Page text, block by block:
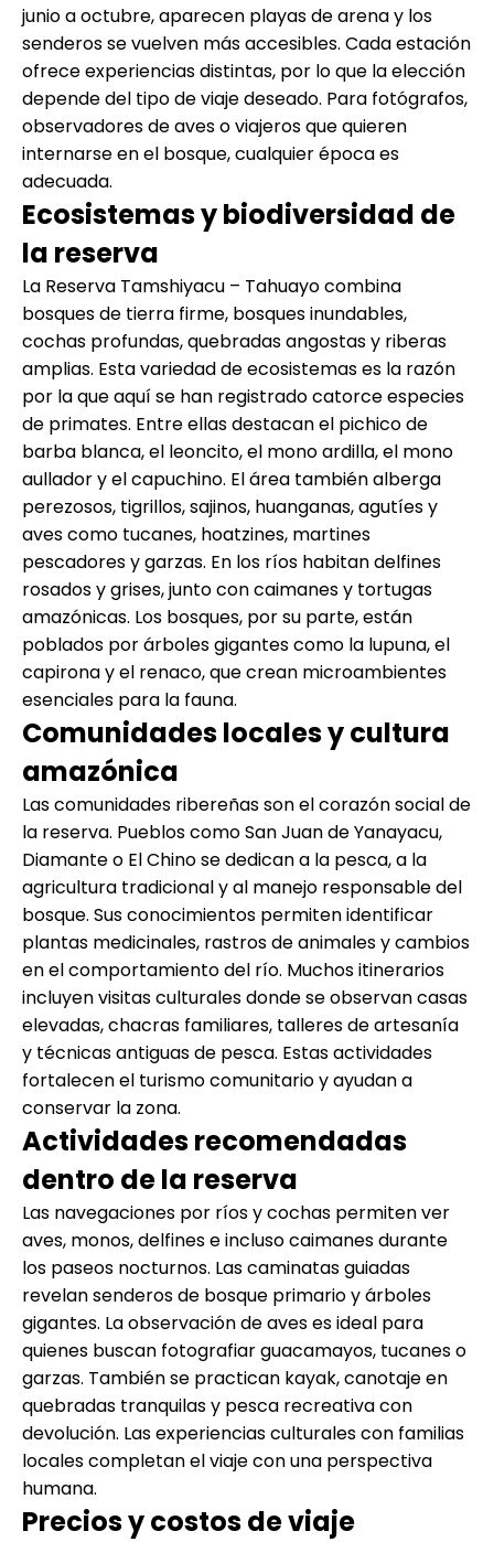
junio a octubre, aparecen playas de arena y los
senderos se vuelven más accesibles. Cada estación
ofrece experiencias distintas, por lo que la elección
depende del tipo de viaje deseado. Para fotógrafos,
observadores de aves o viajeros que quieren
internarse en el bosque, cualquier época es
adecuada.
Ecosistemas y biodiversidad de
la reserva
La Reserva Tamshiyacu – Tahuayo combina
bosques de tierra firme, bosques inundables,
cochas profundas, quebradas angostas y riberas
amplias. Esta variedad de ecosistemas es la razón
por la que aquí se han registrado catorce especies
de primates. Entre ellas destacan el pichico de
barba blanca, el leoncito, el mono ardilla, el mono
aullador y el capuchino. El área también alberga
perezosos, tigrillos, sajinos, huanganas, agutíes y
aves como tucanes, hoatzines, martines
pescadores y garzas. En los ríos habitan delfines
rosados y grises, junto con caimanes y tortugas
amazónicas. Los bosques, por su parte, están
poblados por árboles gigantes como la lupuna, el
capirona y el renaco, que crean microambientes
esenciales para la fauna.
Comunidades locales y cultura
amazónica
Las comunidades ribereñas son el corazón social de
la reserva. Pueblos como San Juan de Yanayacu,
Diamante o El Chino se dedican a la pesca, a la
agricultura tradicional y al manejo responsable del
bosque. Sus conocimientos permiten identificar
plantas medicinales, rastros de animales y cambios
en el comportamiento del río. Muchos itinerarios
incluyen visitas culturales donde se observan casas
elevadas, chacras familiares, talleres de artesanía
y técnicas antiguas de pesca. Estas actividades
fortalecen el turismo comunitario y ayudan a
conservar la zona.
Actividades recomendadas
dentro de la reserva
Las navegaciones por ríos y cochas permiten ver
aves, monos, delfines e incluso caimanes durante
los paseos nocturnos. Las caminatas guiadas
revelan senderos de bosque primario y árboles
gigantes. La observación de aves es ideal para
quienes buscan fotografiar guacamayos, tucanes o
garzas. También se practican kayak, canotaje en
quebradas tranquilas y pesca recreativa con
devolución. Las experiencias culturales con familias
locales completan el viaje con una perspectiva
humana.
Precios y costos de viaje